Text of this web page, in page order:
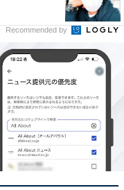
Recommended by